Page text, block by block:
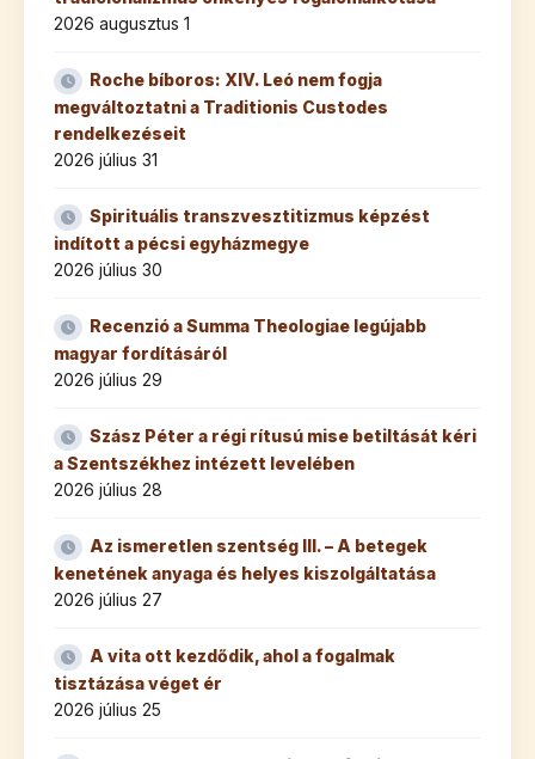
2026 augusztus 1
Roche bíboros: XIV. Leó nem fogja
megváltoztatni a Traditionis Custodes
rendelkezéseit
2026 július 31
Spirituális transzvesztitizmus képzést
indított a pécsi egyházmegye
2026 július 30
Recenzió a Summa Theologiae legújabb
magyar fordításáról
2026 július 29
Szász Péter a régi rítusú mise betiltását kéri
a Szentszékhez intézett levelében
2026 július 28
Az ismeretlen szentség III. – A betegek
kenetének anyaga és helyes kiszolgáltatása
2026 július 27
A vita ott kezdődik, ahol a fogalmak
tisztázása véget ér
2026 július 25